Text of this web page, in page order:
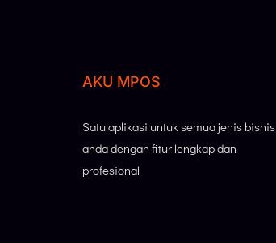
AKU MPOS
Satu aplikasi untuk semua jenis bisnis
anda dengan fitur lengkap dan
profesional